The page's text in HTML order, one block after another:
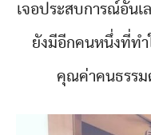
เจอประสบการณ์อันเ
ยังมีอีกคนหนึ่งที่ทำ
คุณค่าคนธรรม